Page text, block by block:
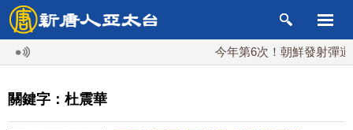
今年第6次！朝鮮發射彈道
關鍵字：杜震華